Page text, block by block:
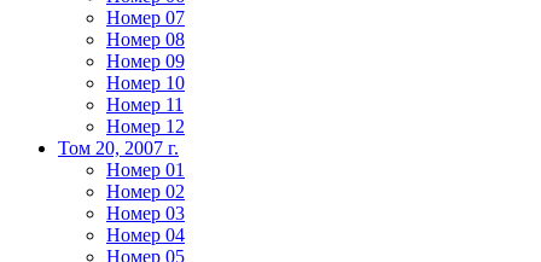
Номер 07
Номер 08
Номер 09
Номер 10
Номер 11
Номер 12
Том 20, 2007 г.
Номер 01
Номер 02
Номер 03
Номер 04
Номер 05